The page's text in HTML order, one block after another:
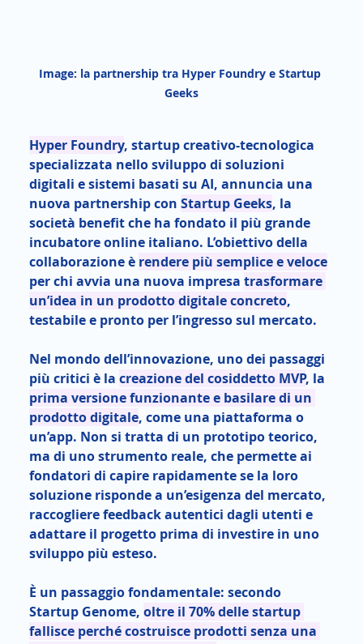
Image: la partnership tra Hyper Foundry e Startup
Geeks
Hyper Foundry, startup creativo-tecnologica
specializzata nello sviluppo di soluzioni
digitali e sistemi basati su AI, annuncia una
nuova partnership con Startup Geeks, la
società benefit che ha fondato il più grande
incubatore online italiano. L’obiettivo della
collaborazione è rendere più semplice e veloce
per chi avvia una nuova impresa trasformare
un’idea in un prodotto digitale concreto,
testabile e pronto per l’ingresso sul mercato.
Nel mondo dell’innovazione, uno dei passaggi
più critici è la creazione del cosiddetto MVP, la
prima versione funzionante e basilare di un
prodotto digitale, come una piattaforma o
un’app. Non si tratta di un prototipo teorico,
ma di uno strumento reale, che permette ai
fondatori di capire rapidamente se la loro
soluzione risponde a un’esigenza del mercato,
raccogliere feedback autentici dagli utenti e
adattare il progetto prima di investire in uno
sviluppo più esteso.
È un passaggio fondamentale: secondo
Startup Genome, oltre il 70% delle startup
fallisce perché costruisce prodotti senza una